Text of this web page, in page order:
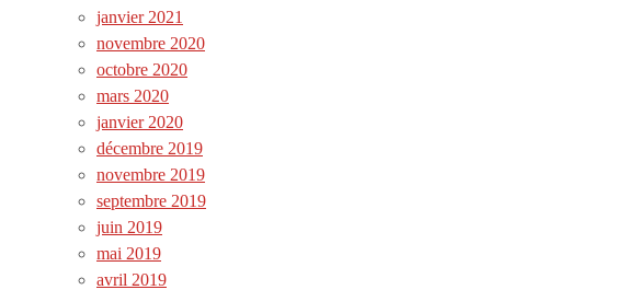
janvier 2021
novembre 2020
octobre 2020
mars 2020
janvier 2020
décembre 2019
novembre 2019
septembre 2019
juin 2019
mai 2019
avril 2019